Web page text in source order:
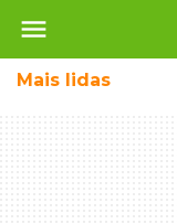
menu
Mais lidas